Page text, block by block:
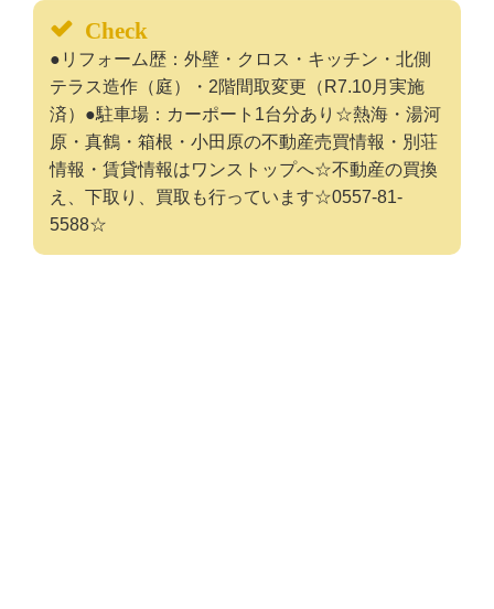
Check
●リフォーム歴：外壁・クロス・キッチン・北側
テラス造作（庭）・2階間取変更（R7.10月実施
済）●駐車場：カーポート1台分あり☆熱海・湯河
原・真鶴・箱根・小田原の不動産売買情報・別荘
情報・賃貸情報はワンストップへ☆不動産の買換
え、下取り、買取も行っています☆0557-81-
5588☆